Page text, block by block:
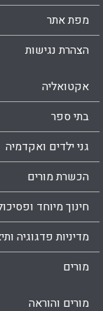
מפת אתר
הצהרת נגישות
אקטואליה
בתי ספר
גני ילדים ואקדמיה
הכשרת מורים
חינוך מיוחד
מדיניות פדגוגיה
מורים
מורים והוראה